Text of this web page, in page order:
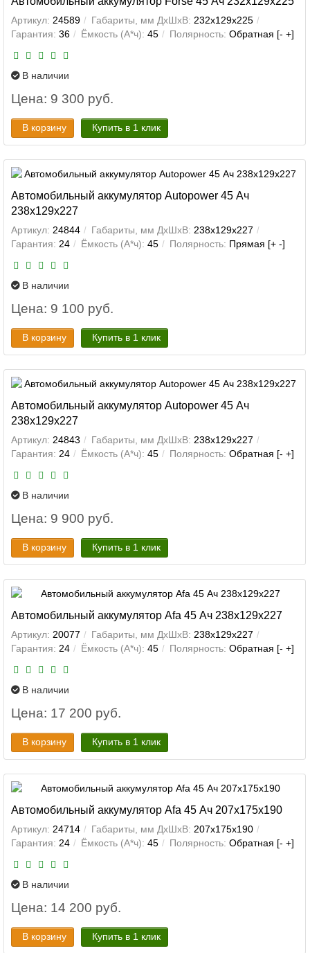
Артикул: 24589 Габариты, мм ДхШхВ: 232x129x225
Гарантия: 36 Ёмкость (А*ч): 45 Полярность: Обратная [- +]
В наличии
Цена: 9 300 руб.
В корзину Купить в 1 клик
Автомобильный аккумулятор Autopower 45 Ач
238x129x227
Артикул: 24844 Габариты, мм ДхШхВ: 238x129x227
Гарантия: 24 Ёмкость (А*ч): 45 Полярность: Прямая [+ -]
В наличии
Цена: 9 100 руб.
В корзину Купить в 1 клик
Автомобильный аккумулятор Autopower 45 Ач
238x129x227
Артикул: 24843 Габариты, мм ДхШхВ: 238x129x227
Гарантия: 24 Ёмкость (А*ч): 45 Полярность: Обратная [- +]
В наличии
Цена: 9 900 руб.
В корзину Купить в 1 клик
Автомобильный аккумулятор Afa 45 Ач 238x129x227
Артикул: 20077 Габариты, мм ДхШхВ: 238x129x227
Гарантия: 24 Ёмкость (А*ч): 45 Полярность: Обратная [- +]
В наличии
Цена: 17 200 руб.
В корзину Купить в 1 клик
Автомобильный аккумулятор Afa 45 Ач 207x175x190
Артикул: 24714 Габариты, мм ДхШхВ: 207x175x190
Гарантия: 24 Ёмкость (А*ч): 45 Полярность: Обратная [- +]
В наличии
Цена: 14 200 руб.
В корзину Купить в 1 клик